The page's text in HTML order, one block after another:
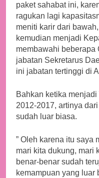
paket sahabat ini,
ragukan lagi
meniti karir dari
kemudian menjadi
membawahi beberapa
jabatan Sekretarus
ini jabatan tertinggi di
Bahkan ketika
2012-2017, artinya
sudah luar biasa.
” Oleh karena itu saya
mari kita dukung, mari
benar-benar sudah
kemampuan yang luar